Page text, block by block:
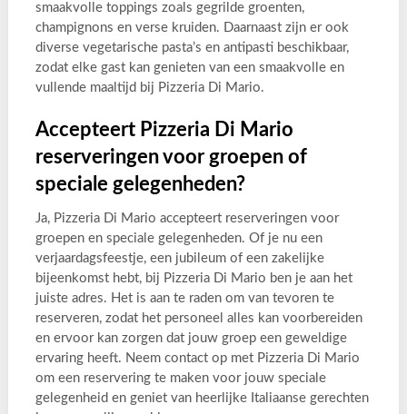
smaakvolle toppings zoals gegrilde groenten,
champignons en verse kruiden. Daarnaast zijn er ook
diverse vegetarische pasta’s en antipasti beschikbaar,
zodat elke gast kan genieten van een smaakvolle en
vullende maaltijd bij Pizzeria Di Mario.
Accepteert Pizzeria Di Mario
reserveringen voor groepen of
speciale gelegenheden?
Ja, Pizzeria Di Mario accepteert reserveringen voor
groepen en speciale gelegenheden. Of je nu een
verjaardagsfeestje, een jubileum of een zakelijke
bijeenkomst hebt, bij Pizzeria Di Mario ben je aan het
juiste adres. Het is aan te raden om van tevoren te
reserveren, zodat het personeel alles kan voorbereiden
en ervoor kan zorgen dat jouw groep een geweldige
ervaring heeft. Neem contact op met Pizzeria Di Mario
om een reservering te maken voor jouw speciale
gelegenheid en geniet van heerlijke Italiaanse gerechten